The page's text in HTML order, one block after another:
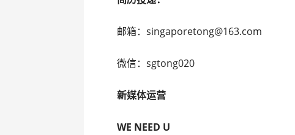
邮箱：singaporetong@163.com
微信：sgtong020
新媒体运营
WE NEED U